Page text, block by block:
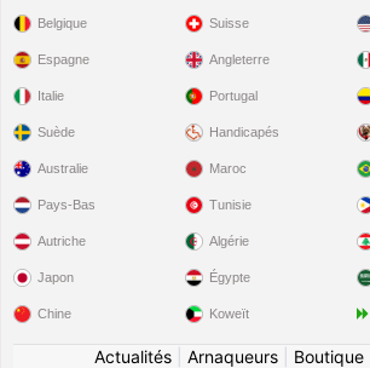
Belgique
Espagne
Italie
Suède
Suisse
Angleterre
Portugal
Handicapés
Australie
Pays-Bas
Autriche
Japon
Chine
Maroc
Tunisie
Algérie
Égypte
Koweït
Actualités| Arnaqueurs| Boutique|